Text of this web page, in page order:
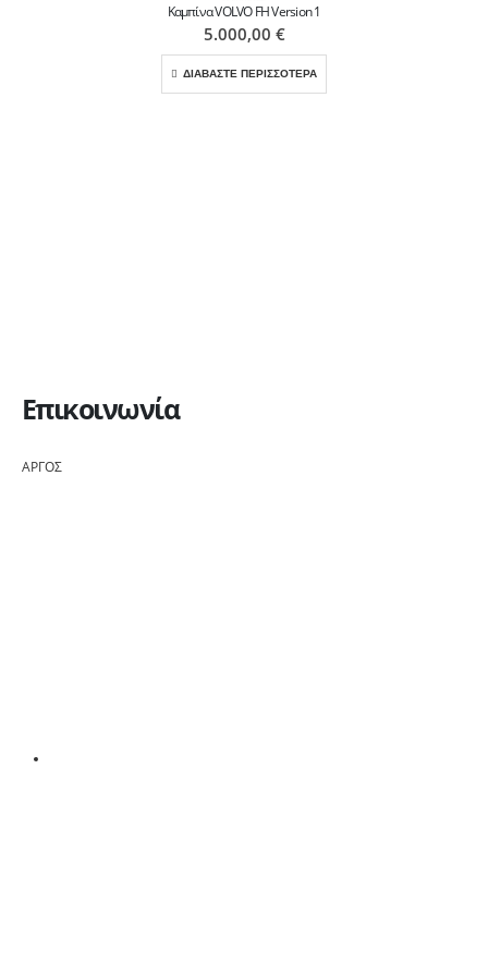
Καμπίνα VOLVO FH Version 1
5.000,00 €
ΔΙΑΒΑΣΤΕ ΠΕΡΙΣΣΟΤΕΡΑ
Επικοινωνία
ΑΡΓΟΣ